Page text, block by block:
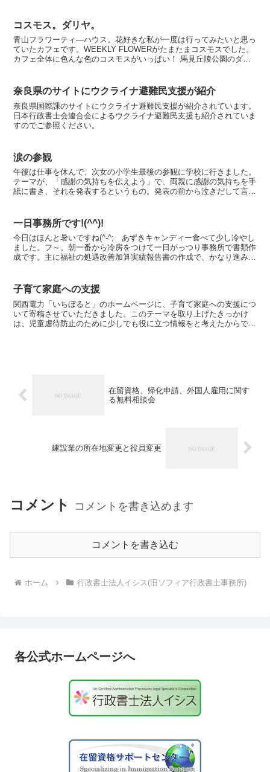
コスモス。ダリヤ。
青山フラワーティ―ハウス。花好きな私が一度は行ってみたいと思っ
ていたカフェです。WEEKLY FLOWERがたまたまコスモスでした。
カフェ全体に色んな色のコスモスがいっぱい！ 馬見丘陵公園のダリ
奈良県のサイトにウクライナ避難民支援が紹介
奈良県国際課のサイトにウクライナ避難民支援が紹介されています。
日本行政書士会連合会によるウクライナ避難民支援も紹介されていま
すのでご参照ください。
涙の参観
午後は仕事を休んで、次女の小学生最後の参観に学校に行きました。
テーマが、「感謝の気持ちを伝えよう」で、両親に感謝の気持ちを手
紙に書き、それを発表するというもの。発表の前から泣きだして言え
一日事務所です!(^^)!
今日はほんと暑いですね(^-^; あずきキャンディー食べて少し冷やし
ました。フ～。朝一番から冷房をつけて一日がっつり事務所で書類作
成です。主に福祉の処遇改善加算実績報告書の作成で、かなり進みま
子育て家庭への支援
関西電力「いちぼると」のホームページに、子育て家庭への支援につ
いて寄稿させていただきました。このテーマを取り上げたきっかけ
は、児童虐待防止のために少しでも役に立つ情報をと考えたからでし
在留資格、帰化申請、外国人雇用に関す
る無料相談会
建設業の所在地変更と役員変更
コメント コメントを書き込めます
コメントを書き込む
ホーム 行政書士法人イシス(旧ソフィア行政書士事務所)
各公式ホームページへ